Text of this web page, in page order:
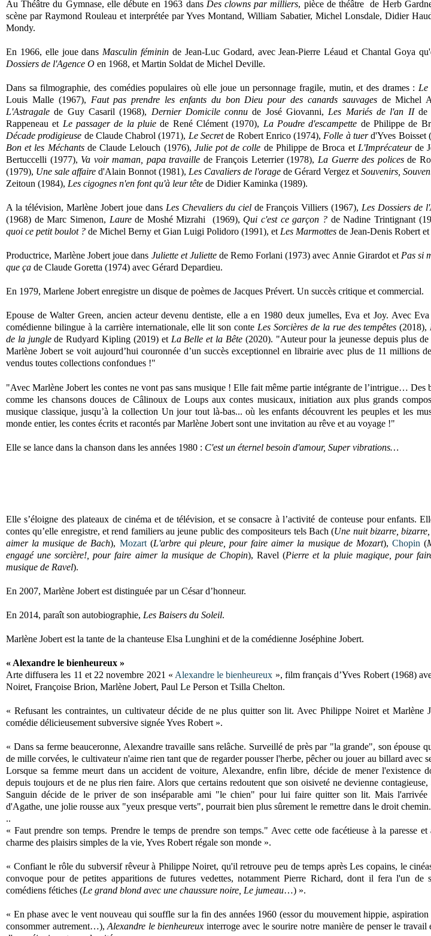
Au Théâtre du Gymnase, elle débute en 1963 dans Des clowns par milliers, pièce de théâtre de Herb
scène par Raymond Rouleau et interprétée par Yves Montand, William Sabatier, Michel Lonsdale, Didier
Mondy.
En 1966, elle joue dans Masculin féminin de Jean-Luc Godard, avec Jean-Pierre Léaud et Chantal Goya
Dossiers de l'Agence O en 1968, et Martin Soldat de Michel Deville.
Dans sa filmographie, des comédies populaires où elle joue un personnage fragile, mutin, et des drames :
Louis Malle (1967), Faut pas prendre les enfants du bon Dieu pour des canards sauvages de Michel
L'Astragalede Guy Casaril (1968), Dernier Domicile connu de José Giovanni, Les Mariés de l'an II de
Rappeneau et Le passager de la pluiede René Clément (1970), La Poudre d'escampette de Philippe de
Décade prodigieuse de Claude Chabrol (1971), Le Secretde Robert Enrico (1974), Folle à tuerd'Yves Boisset
Bon et les Méchantsde Claude Lelouch (1976), Julie pot de colle de Philippe de Broca et L'Imprécateurde
Bertuccelli (1977), Va voir maman, papa travaille de François Leterrier (1978), La Guerre des policesde
(1979), Une sale affaire d'Alain Bonnot (1981), Les Cavaliers de l'orage de Gérard Vergez etSouvenirs,
Zeitoun (1984), Les cigognes n'en font qu'à leur tête de Didier Kaminka (1989).
A la télévision, Marlène Jobert joue dans Les Chevaliers du cielde François Villiers (1967), Les Dossiers de
(1968) de Marc Simenon, Laurede Moshé Mizrahi (1969), Qui c'est ce garçon ? de Nadine Trintignant
quoi ce petit boulot ? de Michel Berny et Gian Luigi Polidoro (1991), et Les Marmottes de Jean-Denis Robert
Productrice, Marlène Jobert joue dans Juliette et Juliettede Remo Forlani (1973) avec Annie Girardot et Pas si
que ça de Claude Goretta (1974) avec Gérard Depardieu.
En 1979, Marlene Jobert enregistre un disque de poèmes de Jacques Prévert. Un succès critique et commercial.
Epouse de Walter Green, ancien acteur devenu dentiste, elle a en 1980 deux jumelles, Eva et Joy. Avec Eva
comédienne bilingue à la carrière internationale, elle lit son conte Les Sorcières de la rue des tempêtes (2018),
de la junglede Rudyard Kipling (2019) et La Belle et la Bête(2020). "Auteur pour la jeunesse depuis plus de
Marlène Jobert se voit aujourd’hui couronnée d’un succès exceptionnel en librairie avec plus de 11 millions
vendus toutes collections confondues !"
"Avec Marlène Jobert les contes ne vont pas sans musique ! Elle fait même partie intégrante de l’intrigue… Des
comme les chansons douces de Câlinoux de Loups aux contes musicaux, initiation aux plus grands
musique classique, jusqu’à la collection Un jour tout là-bas... où les enfants découvrent les peuples et les
monde entier, les contes écrits et racontés par Marlène Jobert sont une invitation au rêve et au voyage !"
Elle se lance dans la chanson dans les années 1980 : C'est un éternel besoin d'amour, Super vibrations…
Elle s’éloigne des plateaux de cinéma et de télévision, et se consacre à l’activité de conteuse pour enfants.
contes qu’elle enregistre, et rend familiers au jeune public des compositeurs tels Bach (Une nuit bizarre,
aimer la musique de Bach), Mozart(L'arbre qui pleure, pour faire aimer la musique de Mozart), Chopin(
engagé une sorcière!, pour faire aimer la musique de Chopin), Ravel (Pierre et la pluie magique, pour
musique de Ravel).
En 2007, Marlène Jobert est distinguée par un César d’honneur.
En 2014, paraît son autobiographie, Les Baisers du Soleil.
Marlène Jobert est la tante de la chanteuse Elsa Lunghini et de la comédienne Joséphine Jobert.
« Alexandre le bienheureux »
Arte diffusera les 11 et 22 novembre 2021 « Alexandre le bienheureux », film français d’Yves Robert (1968)
Noiret, Françoise Brion, Marlène Jobert, Paul Le Person et Tsilla Chelton.
« Refusant les contraintes, un cultivateur décide de ne plus quitter son lit. Avec Philippe Noiret et Marlène
comédie délicieusement subversive signée Yves Robert ».
« Dans sa ferme beauceronne, Alexandre travaille sans relâche. Surveillé de près par "la grande", son épouse
de mille corvées, le cultivateur n'aime rien tant que de regarder pousser l'herbe, pêcher ou jouer au billard avec
Lorsque sa femme meurt dans un accident de voiture, Alexandre, enfin libre, décide de mener l'existence
depuis toujours et de ne plus rien faire. Alors que certains redoutent que son oisiveté ne devienne
Sanguin décide de le priver de son inséparable ami "le chien" pour lui faire quitter son lit. Mais l'arrivée
d'Agathe, une jolie rousse aux "yeux presque verts", pourrait bien plus sûrement le remettre dans le droit
..
« Faut prendre son temps. Prendre le temps de prendre son temps." Avec cette ode facétieuse à la paresse et
charme des plaisirs simples de la vie, Yves Robert régale son monde ».
« Confiant le rôle du subversif rêveur à Philippe Noiret, qu'il retrouve peu de temps après Les copains, le
convoque pour de petites apparitions de futures vedettes, notamment Pierre Richard, dont il fera l'un de
comédiens fétiches (Le grand blond avec une chaussure noire, Le jumeau…) ».
« En phase avec le vent nouveau qui souffle sur la fin des années 1960 (essor du mouvement hippie,
consommer autrement…),Alexandre le bienheureux interroge avec le sourire notre manière de penser le